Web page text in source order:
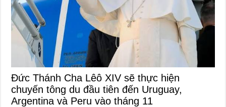
Đức Thánh Cha Lêô XIV sẽ thực hiện
chuyến tông du đầu tiên đến Uruguay,
Argentina và Peru vào tháng 11